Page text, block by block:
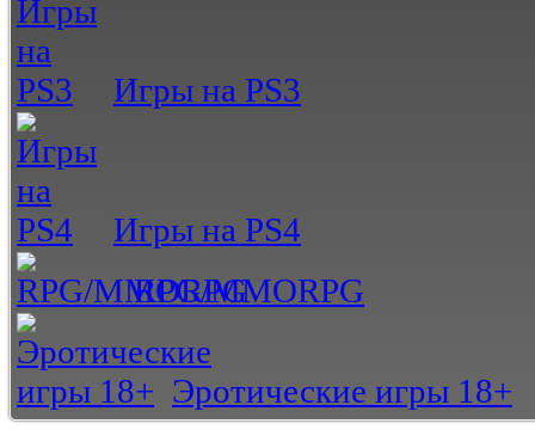
Игры на PS3
Игры на PS4
RPG/MMORPG
Эротические игры 18+